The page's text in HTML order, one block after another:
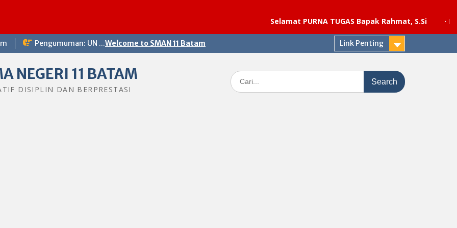
Selamat PURNA TUGAS Bapak Rahmat, S.Si
·
Pengumuman: UN ...Welcome to SMAN 11 Batam Link Penting
NEGERI 11 BATAM
DISIPLIN DAN BERPRESTASI
Search
for: